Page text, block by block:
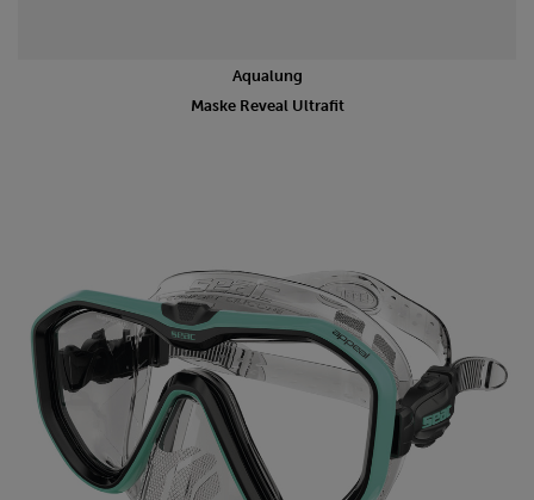
Aqualung
Maske Reveal Ultrafit